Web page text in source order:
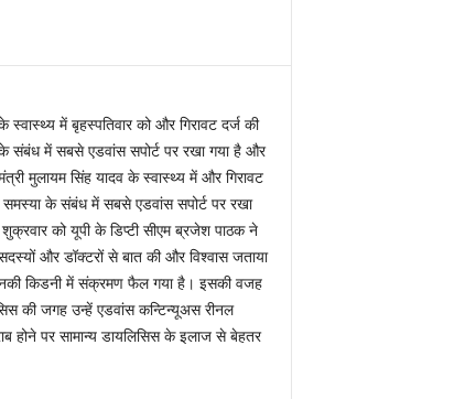
स्वास्थ्य में बृहस्पतिवार को और गिरावट दर्ज की
संबंध में सबसे एडवांस सपोर्ट पर रखा गया है और
मुलायम सिंह यादव के स्वास्थ्य में और गिरावट
के संबंध में सबसे एडवांस सपोर्ट पर रखा
को यूपी के डिप्टी सीएम ब्रजेश पाठक ने
और डॉक्टरों से बात की और विश्वास जताया
किडनी में संक्रमण फैल गया है। इसकी वजह
की जगह उन्हें एडवांस कन्टिन्यूअस रीनल
होने पर सामान्य डायलिसिस के इलाज से बेहतर